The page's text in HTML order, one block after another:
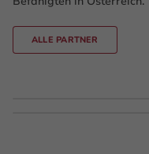
ALLE PARTNER